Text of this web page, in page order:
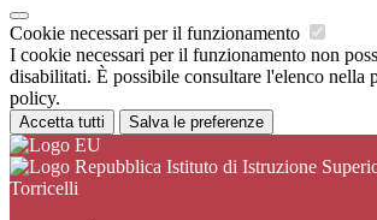
Cookie necessari per il funzionamento
I cookie necessari per il funzionamento non
disabilitati. È possibile consultare l'elenco nella
policy.
Accetta tutti Salva le preferenze
Istituto di Istruzione
Torricelli